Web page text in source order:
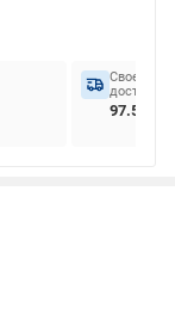
доставок
97.5%